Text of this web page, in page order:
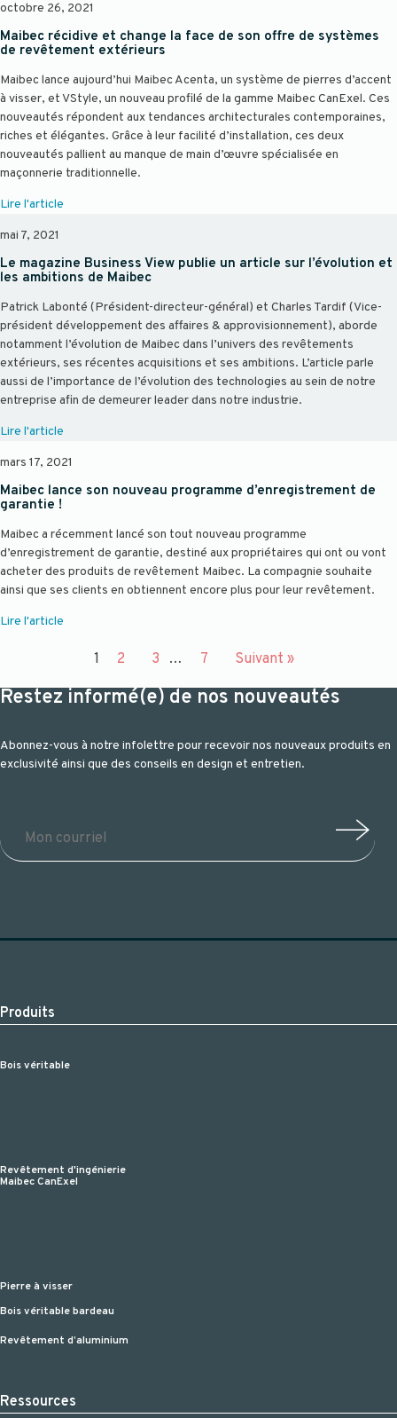
octobre 26, 2021
Maibec récidive et change la face de son offre de systèmes
de revêtement extérieurs
Maibec lance aujourd’hui Maibec Acenta, un système de pierres d’accent
à visser, et VStyle, un nouveau profilé de la gamme Maibec CanExel. Ces
nouveautés répondent aux tendances architecturales contemporaines,
riches et élégantes. Grâce à leur facilité d’installation, ces deux
nouveautés pallient au manque de main d’œuvre spécialisée en
maçonnerie traditionnelle.
Lire l'article
mai 7, 2021
Le magazine Business View publie un article sur l’évolution et
les ambitions de Maibec
Patrick Labonté (Président-directeur-général) et Charles Tardif (Vice-
président développement des affaires & approvisionnement), aborde
notamment l’évolution de Maibec dans l’univers des revêtements
extérieurs, ses récentes acquisitions et ses ambitions. L’article parle
aussi de l’importance de l’évolution des technologies au sein de notre
entreprise afin de demeurer leader dans notre industrie.
Lire l'article
mars 17, 2021
Maibec lance son nouveau programme d’enregistrement de
garantie !
Maibec a récemment lancé son tout nouveau programme
d’enregistrement de garantie, destiné aux propriétaires qui ont ou vont
acheter des produits de revêtement Maibec. La compagnie souhaite
ainsi que ses clients en obtiennent encore plus pour leur revêtement.
Lire l'article
1 2 3 … 7 Suivant »
Restez informé(e) de nos nouveautés
Abonnez-vous à notre infolettre pour recevoir nos nouveaux produits en
exclusivité ainsi que des conseils en design et entretien.
Produits
Bois véritable
Revêtement d'ingénierie
Maibec CanExel
Pierre à visser
Bois véritable bardeau
Revêtement d’aluminium
Ressources